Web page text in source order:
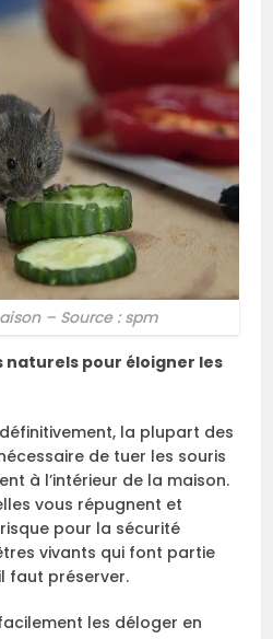
– Source : spm
naturels pour éloigner les
la plupart des
de tuer les souris
à l’intérieur de la maison.
vous répugnent et
pour la sécurité
vivants qui font partie
faut préserver.
les déloger en